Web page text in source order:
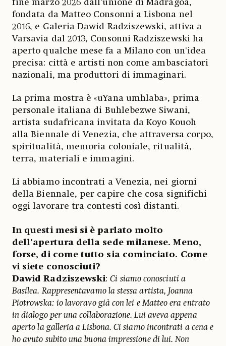
fine marzo 2026 dall'unione di Madragoa,
fondata da Matteo Consonni a Lisbona nel
2016, e Galeria Dawid Radziszewski, attiva a
Varsavia dal 2013, Consonni Radziszewski ha
aperto qualche mese fa a Milano con un'idea
precisa: città e artisti non come ambasciatori
nazionali, ma produttori di immaginari.
La prima mostra è «uYana umhlaba», prima
personale italiana di Buhlebezwe Siwani,
artista sudafricana invitata da Koyo Kouoh
alla Biennale di Venezia, che attraversa corpo,
spiritualità, memoria coloniale, ritualità,
terra, materiali e immagini.
Li abbiamo incontrati a Venezia, nei giorni
della Biennale, per capire che cosa significhi
oggi lavorare tra contesti così distanti.
In questi mesi si è parlato molto
dell’apertura della sede milanese. Meno,
forse, di come tutto sia cominciato. Come
vi siete conosciuti?
Dawid Radziszewski:Ci siamo conosciuti a
Basilea. Rappresentavamo la stessa artista, Joanna
Piotrowska: io lavoravo già con lei e Matteo era entrato
in dialogo per una collaborazione. Lui aveva appena
aperto la galleria a Lisbona. Ci siamo incontrati a cena e
ho avuto subito una buona impressione di lui. Non